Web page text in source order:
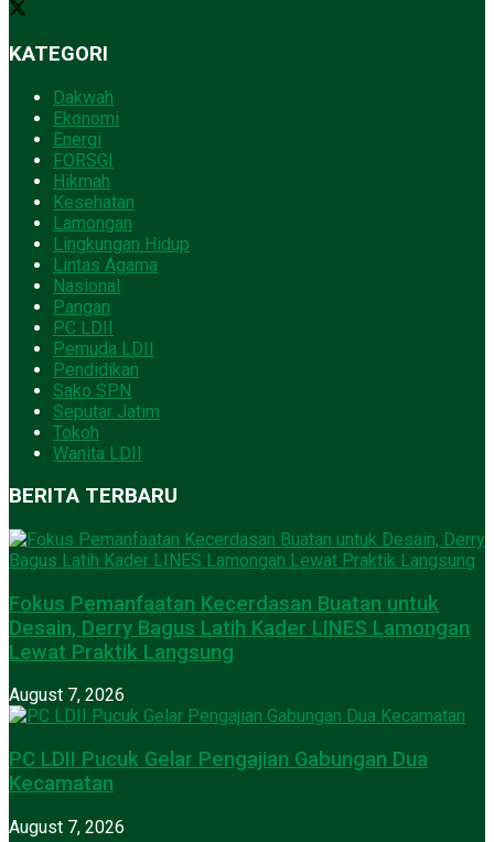
KATEGORI
Dakwah
Ekonomi
Energi
FORSGI
Hikmah
Kesehatan
Lamongan
Lingkungan Hidup
Lintas Agama
Nasional
Pangan
PC LDII
Pemuda LDII
Pendidikan
Sako SPN
Seputar Jatim
Tokoh
Wanita LDII
BERITA TERBARU
Fokus Pemanfaatan Kecerdasan Buatan untuk
Desain, Derry Bagus Latih Kader LINES Lamongan
Lewat Praktik Langsung
August 7, 2026
PC LDII Pucuk Gelar Pengajian Gabungan Dua
Kecamatan
August 7, 2026